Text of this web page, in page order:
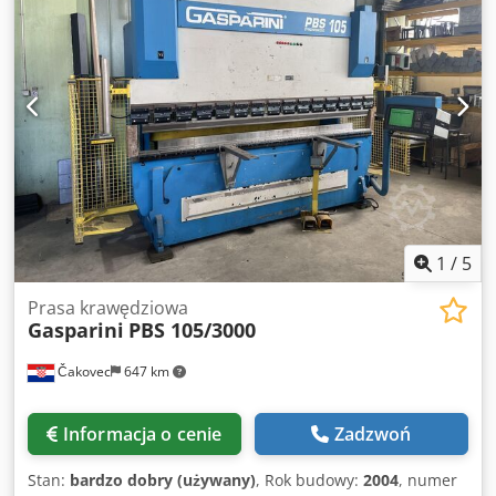
podtrzymujące arkusz na prowadnicy liniowej Przedni i
tylny laserowy system bezpieczeństwa Sprzęt zgodny z
przepisami CE Instrukcja obsługi w języku POLSKIM lub
NIEMIECKIM lub ANGIELSKIM ZALETY TEJ KONSTRUKCJI: -
wyższa produktywność w porównaniu z klasycznymi
prasami hydraulicznymi -niskie zużycie energii -
kompaktowy zespół wrzeciona napędowego z niewielką
liczbą pojedynczych komponentów Dostępna od ręki z
magazynu.
maszyny ok. 8000 kg. Umożliwia uzyskanie wąskich
tolerancji; typowe zastosowania: motoryzacja, przemysł
lotniczy i kosmiczny, technika medyczna, obrabiarki,
przemysł zegarmistrzowski. Cjdpjzqbi Esfx Aczjrf
1 / 5
Čakovec 647 km
Prasa krawędziowa
Gasparini PBS 105/3000
Informacja o cenie Zadzwoń
Stan: bardzo dobry (używany), Rok budowy: 2004, numer